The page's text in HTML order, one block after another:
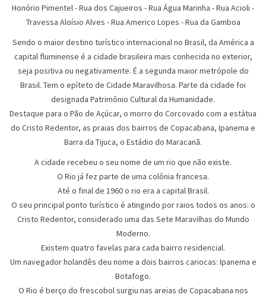
Honório Pimentel-Rua dos Cajueiros -Rua Água Marinha -Rua Acioli -
Travessa Aloísio Alves -Rua Americo Lopes -Rua da Gamboa
Sendo o maior destino turístico internacional no Brasil, da América a
capital fluminense é a cidade brasileira mais conhecida no exterior,
seja positiva ou negativamente. É a segunda maior metrópole do
Brasil. Tem o epíteto de Cidade Maravilhosa. Parte da cidade foi
designada Patrimônio Cultural da Humanidade.
Destaque para o Pão de Açúcar, o morro do Corcovado com a estátua
do Cristo Redentor, as praias dos bairros de Copacabana, Ipanema e
Barra da Tijuca, o Estádio do Maracanã.
A cidade recebeu o seu nome de um rio que não existe.
O Rio já fez parte de uma colônia francesa.
Até o final de 1960 o rio era a capital Brasil.
O seu principal ponto turístico é atingindo por raios todos os anos: o
Cristo Redentor, considerado uma das Sete Maravilhas do Mundo
Moderno.
Existem quatro favelas para cada bairro residencial.
Um navegador holandês deu nome a dois bairros cariocas: Ipanema e
Botafogo.
O Rio é berço do frescobol surgiu nas areias de Copacabana nos